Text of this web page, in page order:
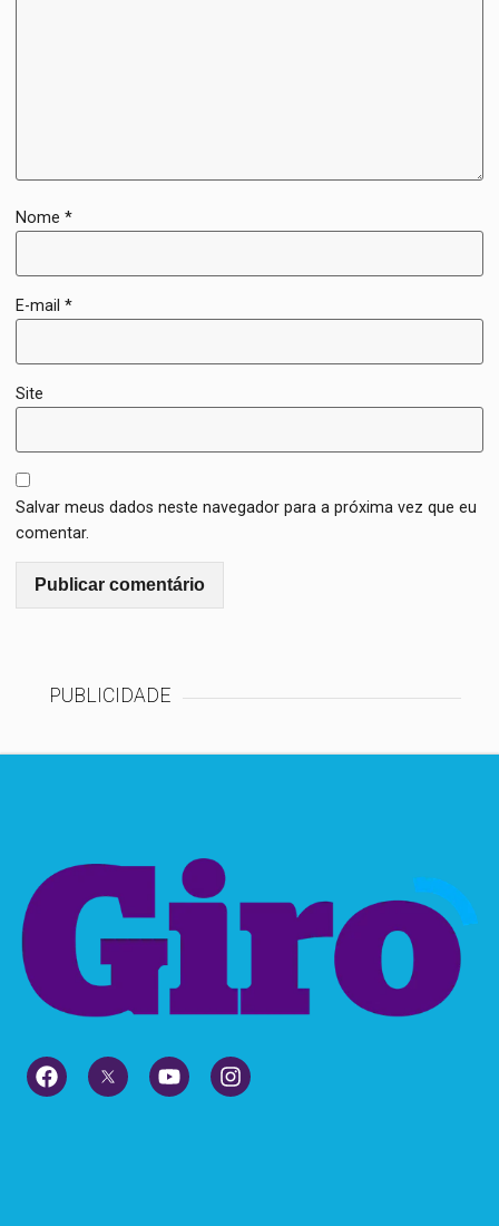
Nome*
E-mail*
Site
Salvar meus dados neste navegador para a próxima vez que eu
comentar.
PUBLICIDADE